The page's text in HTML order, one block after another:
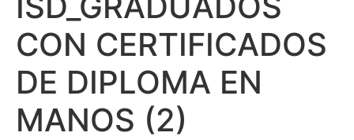
CON CERTIFICADOS
DE DIPLOMA EN
MANOS (2)